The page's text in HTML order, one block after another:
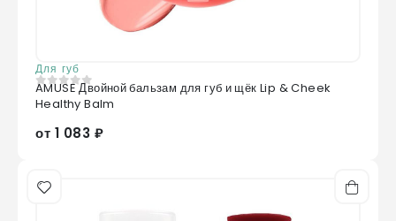
Для губ
0из 5
AMUSE Двойной бальзам для губ и щёк Lip & Cheek
Healthy Balm
от 1 083 ₽